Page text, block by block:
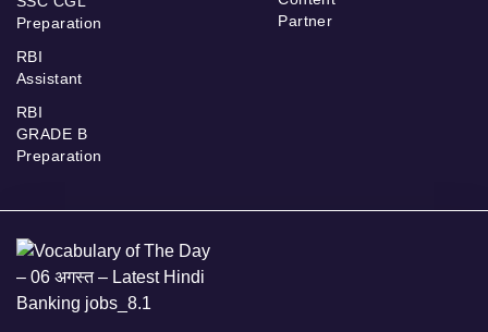
Preparation
RBI
Assistant
RBI
GRADE B
Preparation
Partner